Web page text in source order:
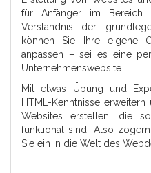
für Anfänger im Bereich
Verständnis der
können Sie Ihre eigene
anpassen – sei es eine
Unternehmenswebsite.
Mit etwas Übung und
HTML-Kenntnisse
Websites erstellen, die
funktional sind. Also
Sie ein in die Welt des